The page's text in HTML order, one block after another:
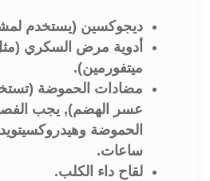
ديجوكسين (يستخدم
أدوية مرض السكري
ميتفورمين).
مضادات الحموضة
عسر الهضم), يجب
ساعات.
لقاح داء الكلب.